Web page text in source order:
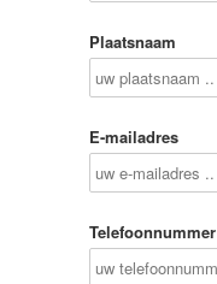
Plaatsnaam
E-mailadres
Telefoonnummer